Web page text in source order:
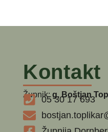
Kontakt
Župnik:g. Boštjan
05 30 17 693